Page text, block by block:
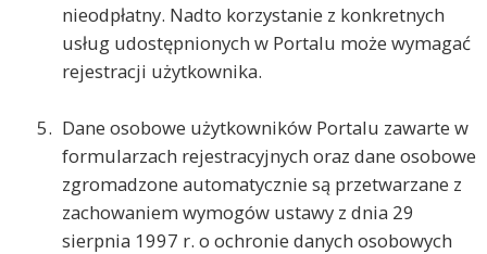
nieodpłatny. Nadto korzystanie z konkretnych
usług udostępnionych w Portalu może wymagać
rejestracji użytkownika.
Dane osobowe użytkowników Portalu zawarte w
formularzach rejestracyjnych oraz dane osobowe
zgromadzone automatycznie są przetwarzane z
zachowaniem wymogów ustawy z dnia 29
sierpnia 1997 r. o ochronie danych osobowych